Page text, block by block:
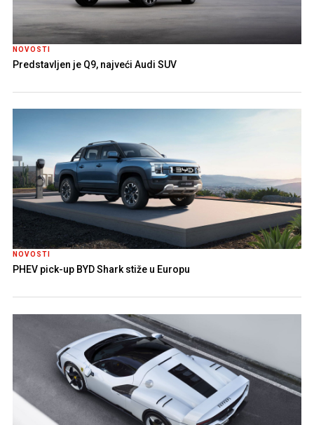
NOVOSTI
Predstavljen je Q9, najveći Audi SUV
NOVOSTI
PHEV pick-up BYD Shark stiže u Europu